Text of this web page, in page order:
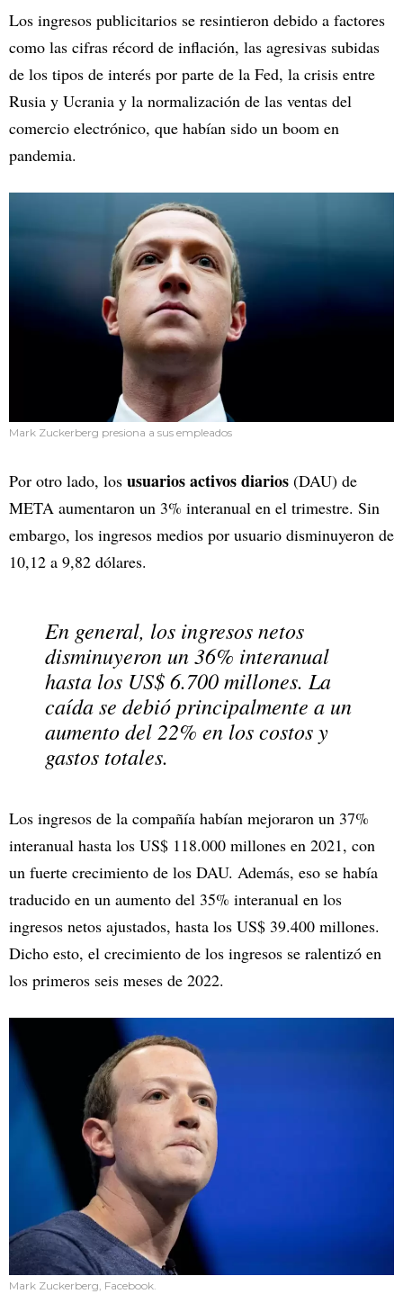
Los ingresos publicitarios se resintieron debido a factores
como las cifras récord de inflación, las agresivas subidas
de los tipos de interés por parte de la Fed, la crisis entre
Rusia y Ucrania y la normalización de las ventas del
comercio electrónico, que habían sido un boom en
pandemia.
Mark Zuckerberg presiona a sus empleados
Por otro lado, los usuarios activos diarios (DAU) de
META aumentaron un 3% interanual en el trimestre. Sin
embargo, los ingresos medios por usuario disminuyeron de
10,12 a 9,82 dólares.
En general, los ingresos netos
disminuyeron un 36% interanual
hasta los US$ 6.700 millones. La
caída se debió principalmente a un
aumento del 22% en los costos y
gastos totales.
Los ingresos de la compañía habían mejoraron un 37%
interanual hasta los US$ 118.000 millones en 2021, con
un fuerte crecimiento de los DAU. Además, eso se había
traducido en un aumento del 35% interanual en los
ingresos netos ajustados, hasta los US$ 39.400 millones.
Dicho esto, el crecimiento de los ingresos se ralentizó en
los primeros seis meses de 2022.
Mark Zuckerberg, Facebook.